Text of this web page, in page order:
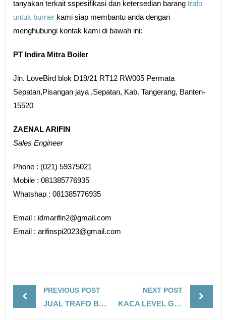
tanyakan terkait sspesifikasi dan ketersedian barangtrafo
untuk burner kami siap membantu anda dengan
menghubungi kontak kami di bawah ini:
PT Indira Mitra Boiler
Jln. LoveBird blok D19/21 RT12 RW005 Permata
Sepatan,Pisangan jaya ,Sepatan, Kab. Tangerang, Banten-
15520
ZAENAL ARIFIN
Sales Engineer
Phone : (021) 59375021
Mobile : 081385776935
Whatshap : 081385776935
Email : idmarifin2@gmail.com
Email : arifinspi2023@gmail.com
PREVIOUS POST
JUAL TRAFO BURNER BHAHMA -IGNITION TRNSFORMER
NEXT POST
KACA LEVEL GAUGE KLINGER CIRCULAR GLASS